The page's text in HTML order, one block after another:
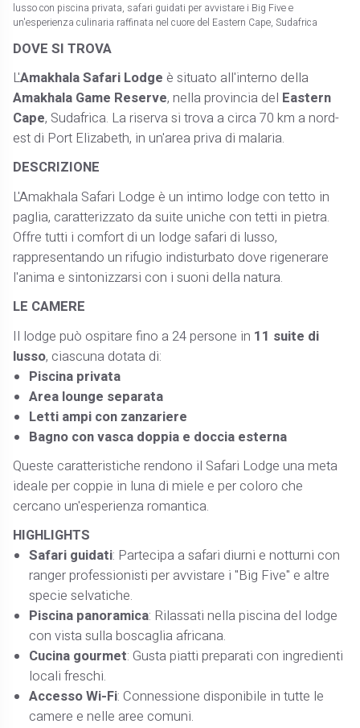
lusso con piscina privata, safari guidati per avvistare i Big Five e
un'esperienza culinaria raffinata nel cuore del Eastern Cape, Sudafrica
DOVE SI TROVA
L'AmakhalaSafari Lodge è situato all'interno della
Amakhala Game Reserve, nella provincia del Eastern
Cape, Sudafrica. La riserva si trova a circa 70 km a nord-
est di Port Elizabeth, in un'area priva di malaria. ​
DESCRIZIONE
L'Amakhala Safari Lodge è un intimo lodge con tetto in
paglia, caratterizzato da suite uniche con tetti in pietra.
Offre tutti i comfort di un lodge safari di lusso,
rappresentando un rifugio indisturbato dove rigenerare
l'anima e sintonizzarsi con i suoni della natura. ​
LE CAMERE
Il lodge può ospitare fino a 24 persone in 11 suite di
lusso, ciascuna dotata di:​
Piscina privata
Area lounge separata
Letti ampi con zanzariere
Bagno con vasca doppia e doccia esterna
Queste caratteristiche rendono il Safari Lodge una meta
ideale per coppie in luna di miele e per coloro che
cercano un'esperienza romantica.
HIGHLIGHTS
Safari guidati: Partecipa a safari diurni e notturni con
ranger professionisti per avvistare i "Big Five" e altre
specie selvatiche. ​
Piscina panoramica: Rilassati nella piscina del lodge
con vista sulla boscaglia africana. ​
Cucina gourmet: Gusta piatti preparati con ingredienti
locali freschi.​
Accesso Wi-Fi: Connessione disponibile in tutte le
camere e nelle aree comuni.